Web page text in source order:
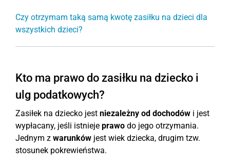
Czy otrzymam taką samą kwotę zasiłku na dzieci dla
wszystkich dzieci?
Kto ma prawo do zasiłku na dziecko i
ulg podatkowych?
Zasiłek na dziecko jest niezależny od dochodów i jest
wypłacany, jeśli istnieje prawo do jego otrzymania.
Jednym z warunków jest wiek dziecka, drugim tzw.
stosunek pokrewieństwa.